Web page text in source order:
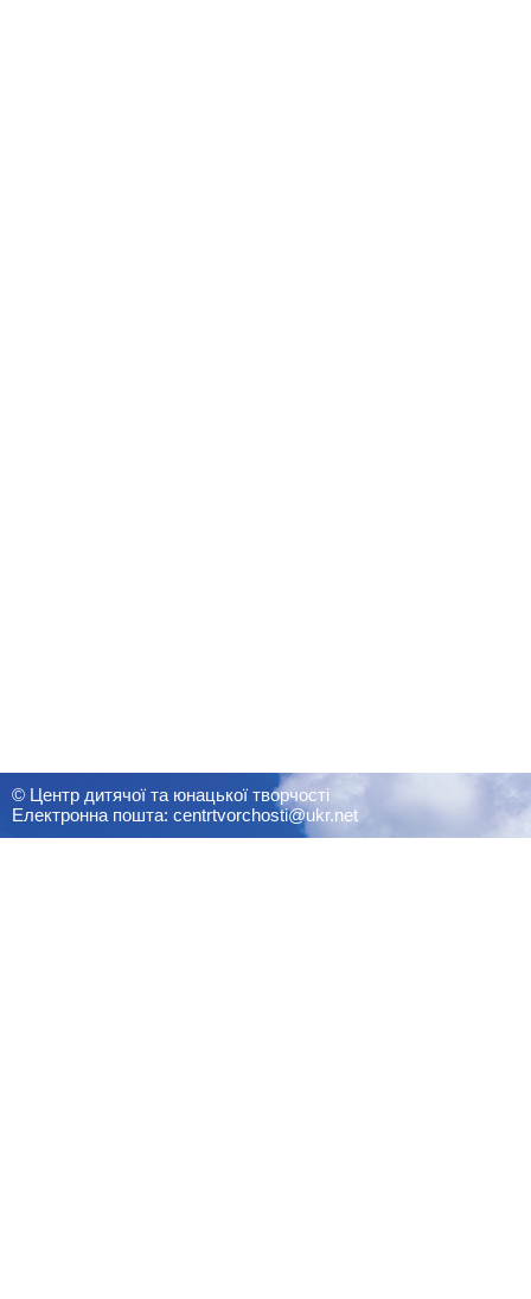
© Центр дитячої та юнацької творчості
Електронна пошта: centrtvorchosti@ukr.net